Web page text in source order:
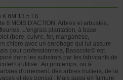
6M 13.5.18
6 MOIS D'ACTION. Arbres et arbustes,
L'engrais plantation, à base
(bore, cuivre, fer, manganèse,
chlore avec un enrobage qui lui assure
pour professionnels, Basacote© est
dans les substrats par les fabricants de
s'utilise : Au printemps, ou à
d'ornement, des arbres fruitiers, de la
et des bonsaï . Mais aussi en fumure